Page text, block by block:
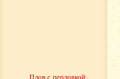
Плов с перловкой